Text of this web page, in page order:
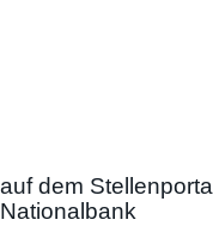
dem Stellenportal